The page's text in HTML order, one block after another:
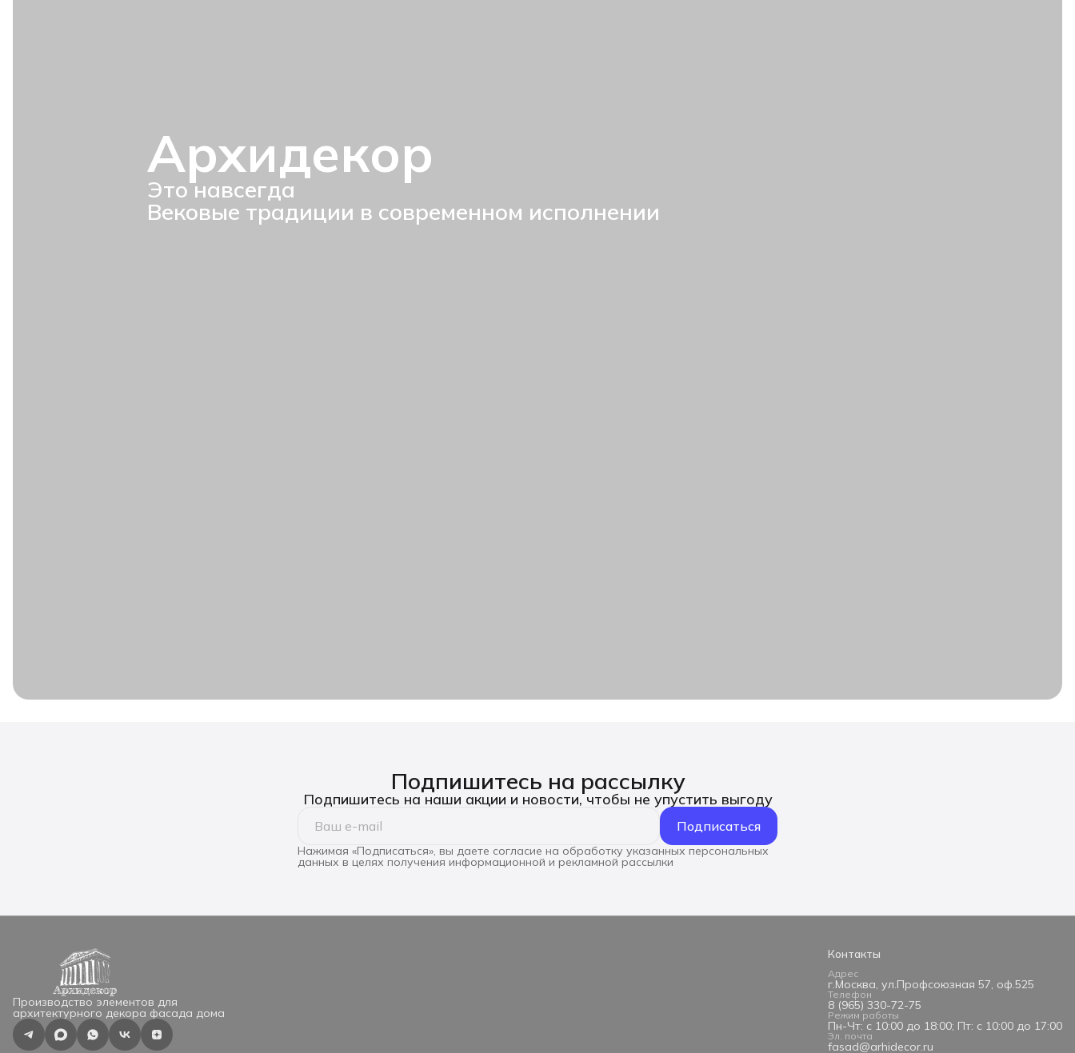
Архидекор
Это навсегда
Вековые традиции в современном исполнении
Подпишитесь на рассылку
Подпишитесь на наши акции и новости, чтобы не упустить выгоду
Подписаться
Нажимая «Подписаться», вы даете согласие на обработку указанных персональных
данных в целях получения информационной и рекламной рассылки
Производство элементов для
архитектурного декора фасада дома
Контакты
Адрес
г.Москва, ул.Профсоюзная 57, оф.525
Телефон
8 (965) 330-72-75
Режим работы
Пн-Чт: с 10:00 до 18:00; Пт: с 10:00 до 17:00
Эл. почта
fasad@arhidecor.ru